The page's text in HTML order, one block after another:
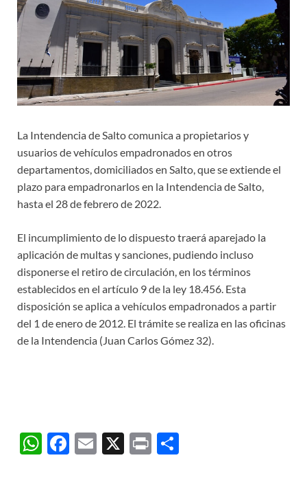
La Intendencia de Salto comunica a propietarios y
usuarios de vehículos empadronados en otros
departamentos, domiciliados en Salto, que se extiende el
plazo para empadronarlos en la Intendencia de Salto,
hasta el 28 de febrero de 2022.
El incumplimiento de lo dispuesto traerá aparejado la
aplicación de multas y sanciones, pudiendo incluso
disponerse el retiro de circulación, en los términos
establecidos en el artículo 9 de la ley 18.456. Esta
disposición se aplica a vehículos empadronados a partir
del 1 de enero de 2012. El trámite se realiza en las oficinas
de la Intendencia (Juan Carlos Gómez 32).
W F
E
X
P